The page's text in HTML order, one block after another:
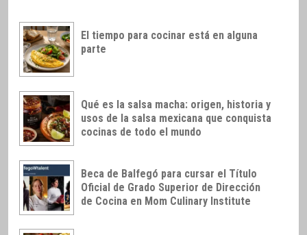
El tiempo para cocinar está en alguna
parte
Qué es la salsa macha: origen, historia y
usos de la salsa mexicana que conquista
cocinas de todo el mundo
Beca de Balfegó para cursar el Título
Oficial de Grado Superior de Dirección
de Cocina en Mom Culinary Institute